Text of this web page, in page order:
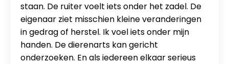
staan. De ruiter voelt iets onder het zadel. De
eigenaar ziet misschien kleine veranderingen
in gedrag of herstel. Ik voel iets onder mijn
handen. De dierenarts kan gericht
onderzoeken. En als iedereen elkaar serieus